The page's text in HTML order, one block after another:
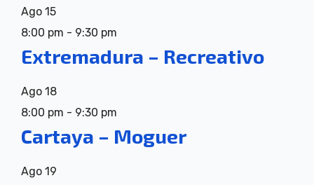
Ago 15
8:00 pm - 9:30 pm
Extremadura – Recreativo
Ago 18
8:00 pm - 9:30 pm
Cartaya – Moguer
Ago 19